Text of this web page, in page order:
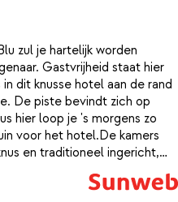
zul je hartelijk worden
Gastvrijheid staat hier
dit knusse hotel aan de rand
De piste bevindt zich op
hier loop je 's morgens zo
voor het hotel.De kamers
en traditioneel ingericht,
is er happy hour in de bar.
dus 's morgens schuif je